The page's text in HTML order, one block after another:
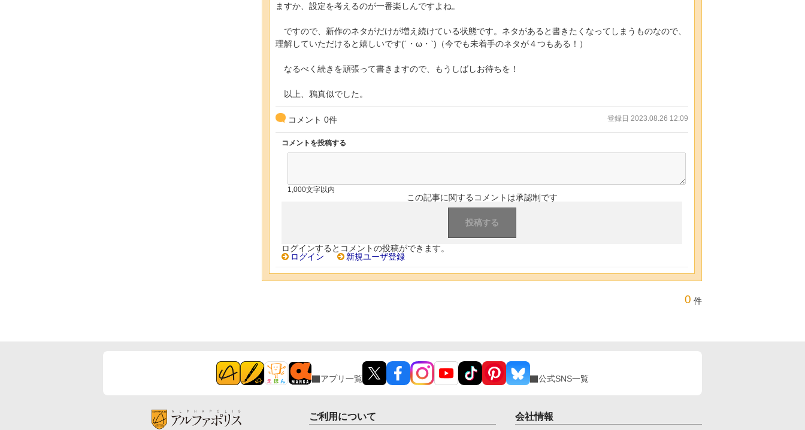
ますか、設定を考えるのが一番楽しんですよね。
ですので、新作のネタがだけが増え続けている状態です。ネタがあると書きたくなってしまうものなので、
理解していただけると嬉しいです(´・ω・`)（今でも未着手のネタが４つもある！）
なるべく続きを頑張って書きますので、もうしばしお待ちを！
以上、鴉真似でした。
コメント 0件 登録日 2023.08.26 12:09
コメントを投稿する
1,000文字以内
この記事に関するコメントは承認制です
ログインするとコメントの投稿ができます。
ログイン
新規ユーザ登録
0 件
アプリ一覧 公式SNS一覧
ご利用について 会社情報